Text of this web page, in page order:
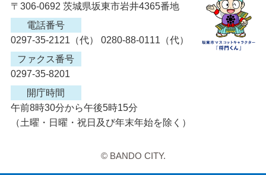
〒306-0692 茨城県坂東市岩井4365番地
電話番号
0297-35-2121（代） 0280-88-0111（代）
ファクス番号
0297-35-8201
開庁時間
午前8時30分から午後5時15分
（土曜・日曜・祝日及び年末年始を除く）
© BANDO CITY.